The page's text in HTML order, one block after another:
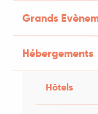
Grands
Hébergements
Hôtels
!